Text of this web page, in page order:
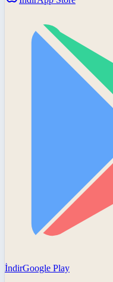
İndirGoogle Play